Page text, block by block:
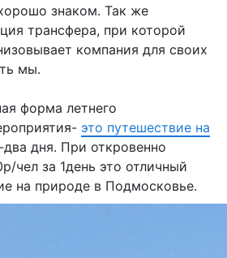
знаком. Так же
трансфера, при которой
компания для своих
мы.
форма летнего
это путешествие на
дня. При откровенно
чел за 1день это отличный
на природе в Подмосковье.